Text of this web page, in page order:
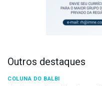
Outros destaques
COLUNA DO BALBI